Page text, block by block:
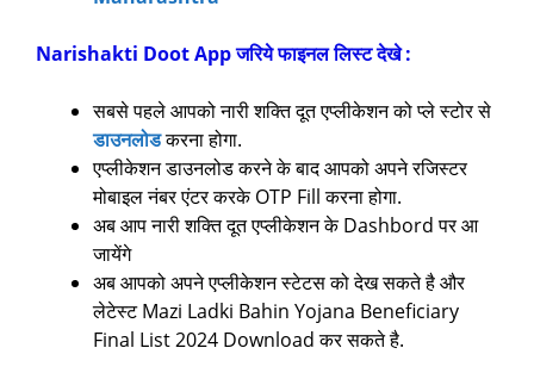
Narishakti Doot App जरिये फाइनल लिस्ट देखे :
सबसे पहले आपको नारी शक्ति दूत एप्लीकेशन को प्ले स्टोर से
डाउनलोडकरना होगा.
एप्लीकेशन डाउनलोड करने के बाद आपको अपने रजिस्टर
मोबाइल नंबर एंटर करके OTP Fill करना होगा.
अब आप नारी शक्ति दूत एप्लीकेशन के Dashbord पर आ
जायेंगे
अब आपको अपने एप्लीकेशन स्टेटस को देख सकते है और
लेटेस्ट Mazi Ladki Bahin Yojana Beneficiary
Final List 2024 Download कर सकते है.